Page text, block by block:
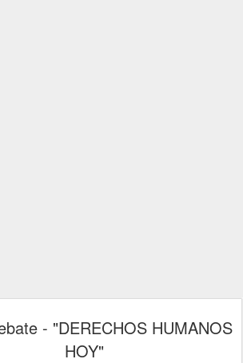
- "DERECHOS HUMANOS
HOY"